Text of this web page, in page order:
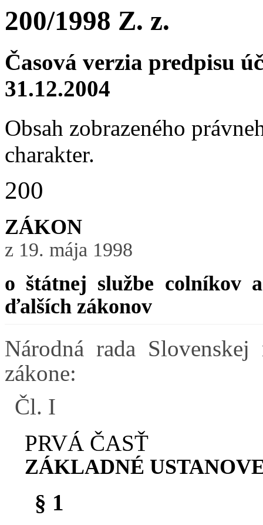
200/1998 Z. z.
Časová verzia predpisu
31.12.2004
Obsah zobrazeného
charakter.
200
ZÁKON
z 19. mája 1998
o štátnej službe colníkov
ďalších zákonov
Národná rada
zákone:
Čl. I
PRVÁ ČASŤ
ZÁKLADNÉ
§ 1